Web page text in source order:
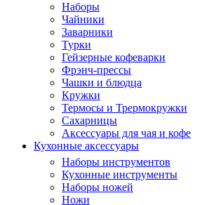
Наборы
Чайники
Заварники
Турки
Гейзерные кофеварки
Фрэнч-прессы
Чашки и блюдца
Кружки
Термосы и Трермокружки
Сахарницы
Аксессуары для чая и кофе
Кухонные аксессуары
Наборы инструментов
Кухонные инструменты
Наборы ножей
Ножи